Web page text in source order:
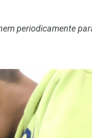
periodicamente